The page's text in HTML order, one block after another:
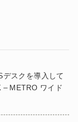
デスクを導入して
– METRO ワイド